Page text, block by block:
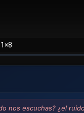
nos escuchas? ¿el